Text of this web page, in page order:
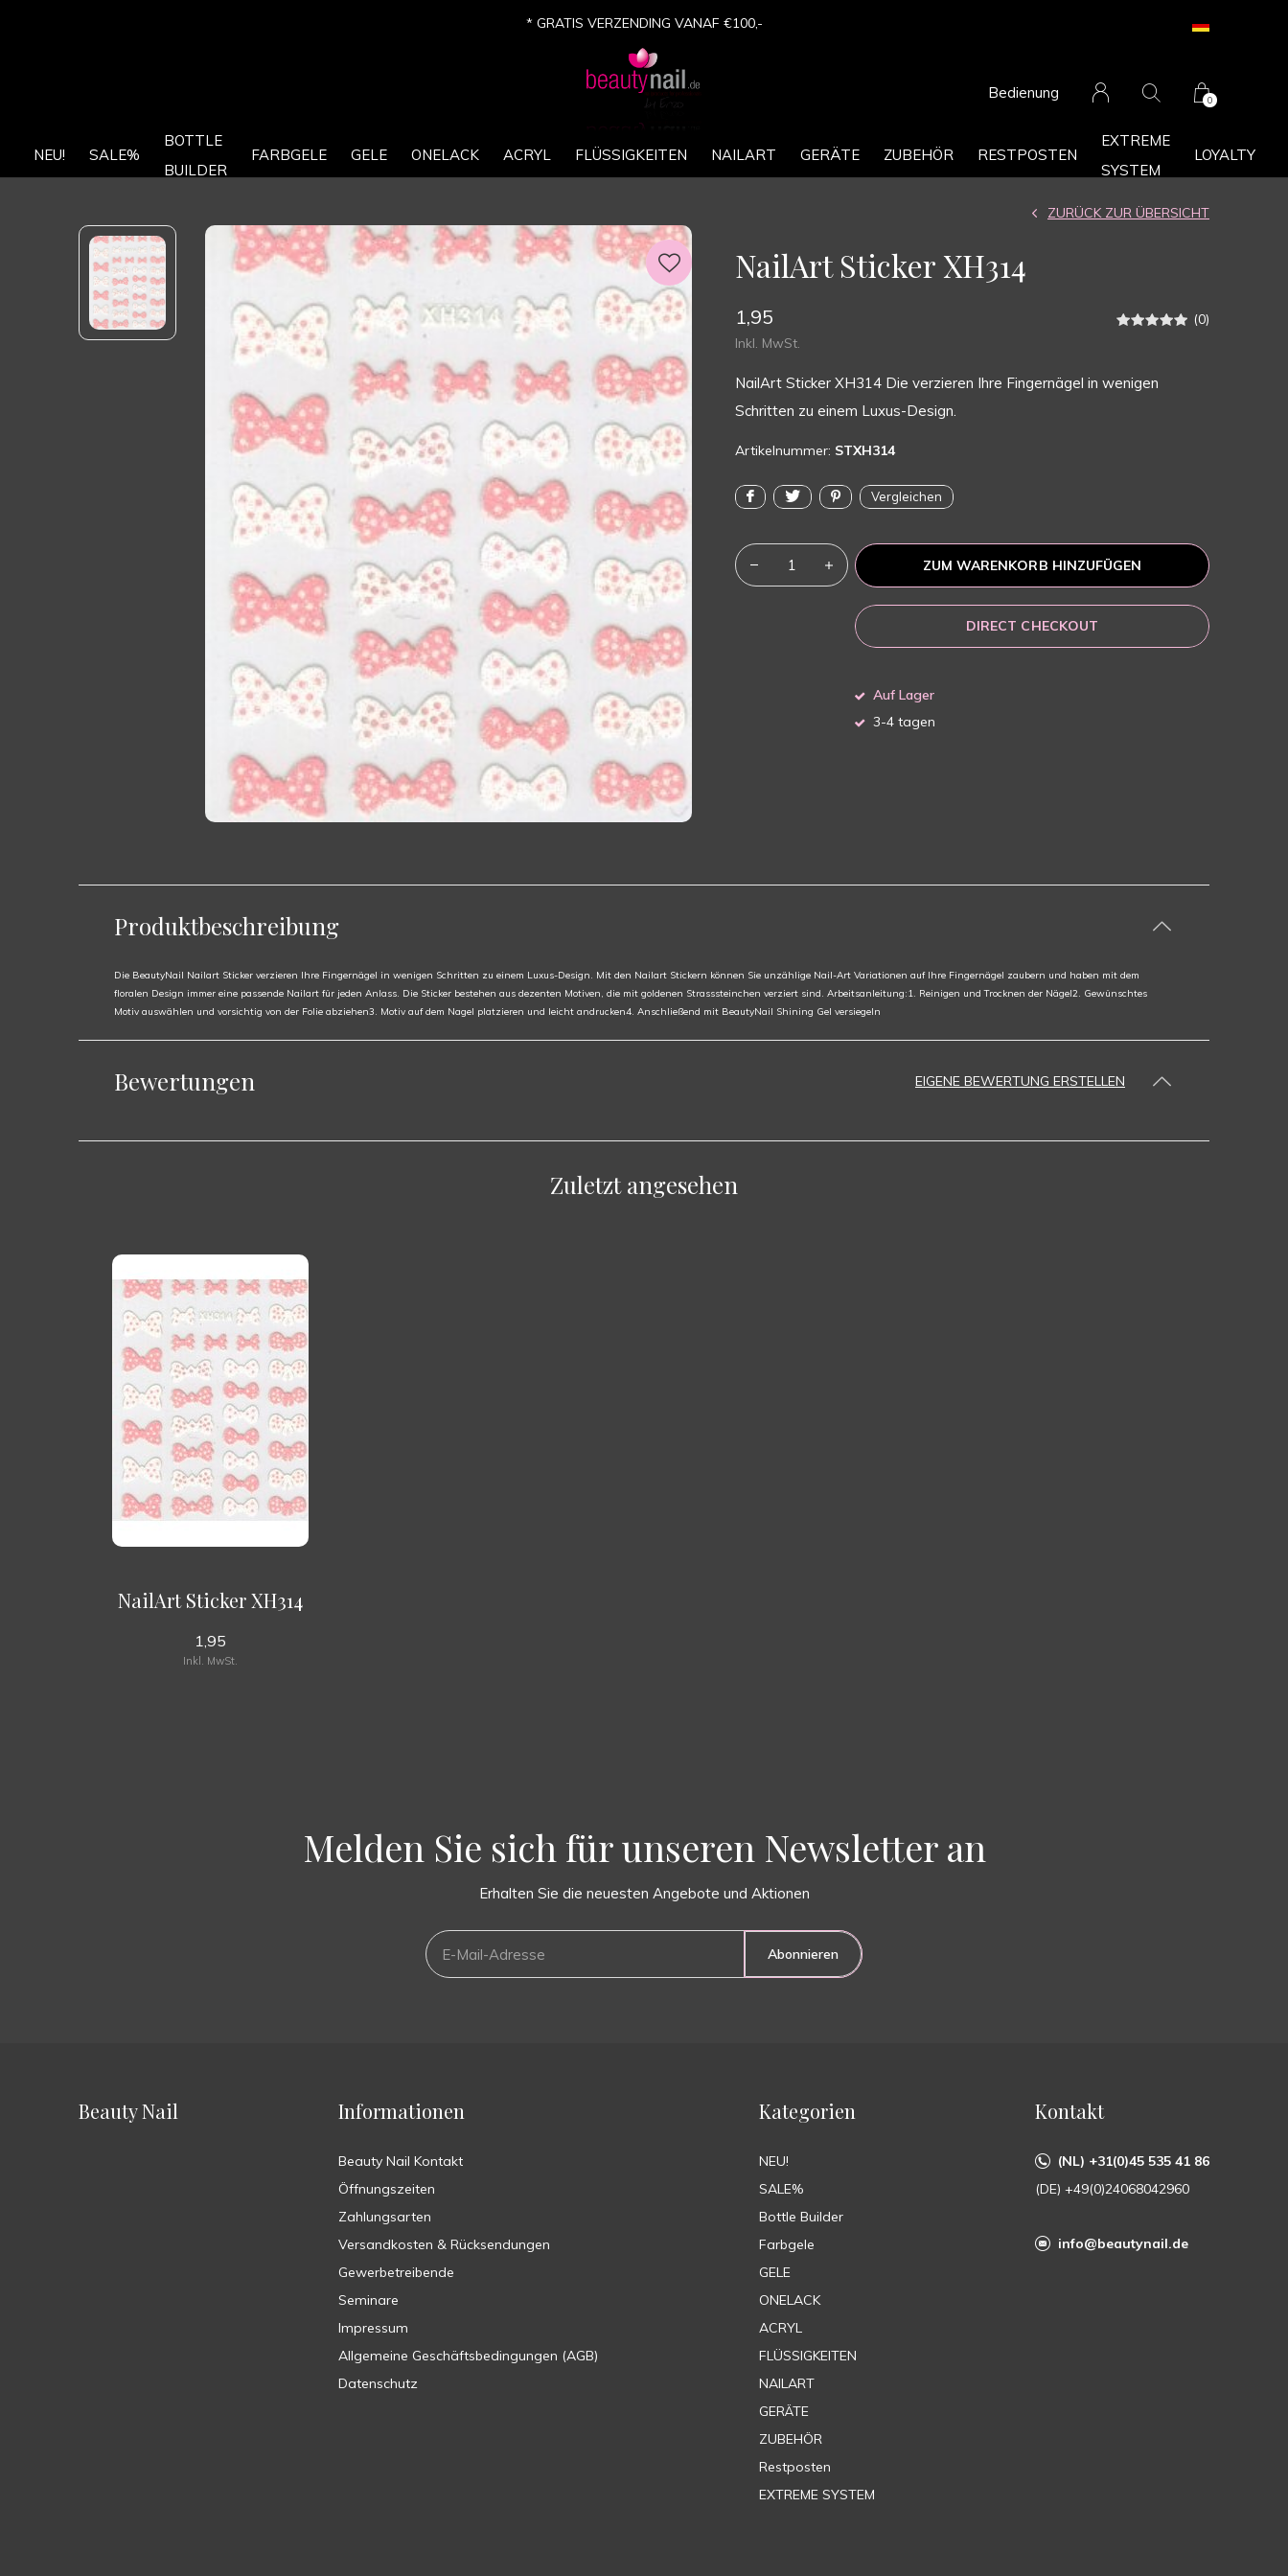
NEU! SALE%
BOTTLE
BUILDER
FARBGELE GELE ONELACK ACRYL FLÜSSIGKEITEN NAILART GERÄTE ZUBEHÖR RESTPOSTEN
EXTREME
SYSTEM
LOYALTY
Bedienung 0
* GRATIS VERZENDING VANAF €100,-
NailArt Sticker XH314
ZURÜCK ZUR ÜBERSICHT
1,95
Inkl. MwSt.
(0)
NailArt Sticker XH314 Die verzieren Ihre Fingernägel in wenigen
Schritten zu einem Luxus-Design.
Artikelnummer: STXH314
Vergleichen
ZUM WARENKORB HINZUFÜGEN
DIRECT CHECKOUT
Auf Lager
3-4 tagen
Produktbeschreibung
Die BeautyNail Nailart Sticker verzieren Ihre Fingernägel in wenigen Schritten zu einem Luxus-Design. Mit den Nailart Stickern können Sie unzählige Nail-Art Variationen auf Ihre Fingernägel zaubern und haben mit dem
floralen Design immer eine passende Nailart für jeden Anlass. Die Sticker bestehen aus dezenten Motiven, die mit goldenen Strasssteinchen verziert sind. Arbeitsanleitung:1. Reinigen und Trocknen der Nägel2. Gewünschtes
Motiv auswählen und vorsichtig von der Folie abziehen3. Motiv auf dem Nagel platzieren und leicht andrucken4. Anschließend mit BeautyNail Shining Gel versiegeln
Bewertungen EIGENE BEWERTUNG ERSTELLEN
Zuletzt angesehen
NailArt Sticker XH314
1,95
Inkl. MwSt.
Melden Sie sich für unseren Newsletter an
Erhalten Sie die neuesten Angebote und Aktionen
Abonnieren
Beauty Nail Informationen
Beauty Nail Kontakt
Öffnungszeiten
Zahlungsarten
Versandkosten & Rücksendungen
Gewerbetreibende
Seminare
Impressum
Allgemeine Geschäftsbedingungen (AGB)
Datenschutz
Kategorien
NEU!
SALE%
Bottle Builder
Farbgele
GELE
ONELACK
ACRYL
FLÜSSIGKEITEN
NAILART
GERÄTE
ZUBEHÖR
Restposten
EXTREME SYSTEM
Kontakt
(NL) +31(0)45 535 41 86
(DE) +49(0)24068042960
info@beautynail.de